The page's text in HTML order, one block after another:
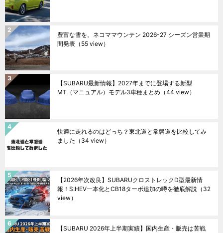
豊富な雪を。ネコママウンテン 2026-27 シーズン営業期
間発表 （55 view）
【SUBARU最新情報】2027年までに登場する新型
MT（マニュアル）モデル3車種まとめ （44 view）
快適に走れるのはどっち？東北道と常磐道を比較してみ
ました （34 view）
【2026年次改良】SUBARUクロストレックD型最新情
報！S:HEV一本化とCB18ターボ追加の噂を徹底解説 （32
view）
【SUBARU 2026年上半期実績】国内生産・販売は苦戦